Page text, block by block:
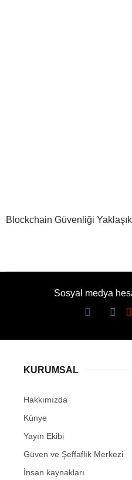
Blockchain Güvenliği
Sosyal medya
KURUMSAL
Hakkımızda
Künye
Yayın Ekibi
Güven ve Şeffaflık Merkezi
İnsan kaynakları